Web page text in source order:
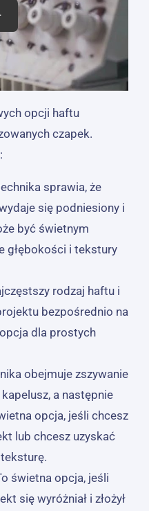
opcji haftu
czapek.
sprawia, że
się podniesiony i
być świetnym
głębokości i tekstury
rodzaj haftu i
bezpośrednio na
dla prostych
obejmuje zszywanie
a następnie
opcja, jeśli chcesz
lub chcesz uzyskać
świetna opcja, jeśli
się wyróżniał i złożył